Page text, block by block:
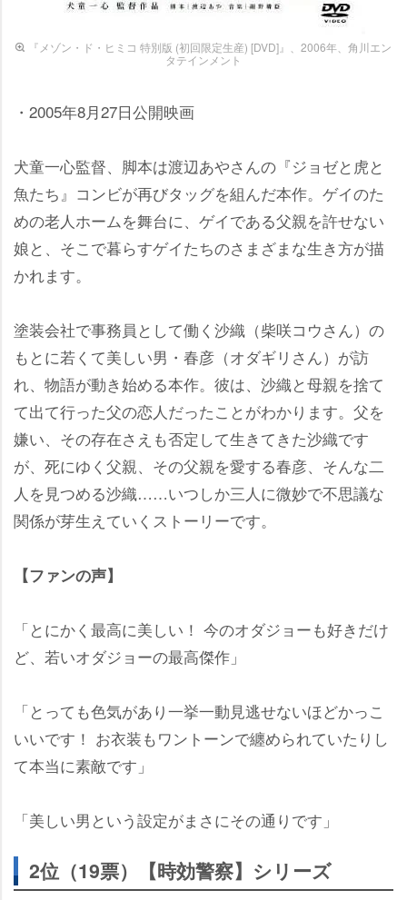
『メゾン・ド・ヒミコ 特別版 (初回限定生産) [DVD]』、2006年、角川エン
タテインメント
・2005年8月27日公開映画
犬童一心監督、脚本は渡辺あやさんの『ジョゼと虎と
魚たち』コンビが再びタッグを組んだ本作。ゲイのた
めの老人ホームを舞台に、ゲイである父親を許せない
娘と、そこで暮らすゲイたちのさまざまな生き方が描
かれます。
塗装会社で事務員として働く沙織（柴咲コウさん）の
もとに若くて美しい男・春彦（オダギリさん）が訪
れ、物語が動き始める本作。彼は、沙織と母親を捨て
て出て行った父の恋人だったことがわかります。父を
嫌い、その存在さえも否定して生きてきた沙織です
が、死にゆく父親、その父親を愛する春彦、そんな二
人を見つめる沙織……いつしか三人に微妙で不思議な
関係が芽生えていくストーリーです。
【ファンの声】
「とにかく最高に美しい！ 今のオダジョーも好きだけ
ど、若いオダジョーの最高傑作」
「とっても色気があり一挙一動見逃せないほどかっこ
いいです！ お衣装もワントーンで纏められていたりし
て本当に素敵です」
「美しい男という設定がまさにその通りです」
2位（19票）【時効警察】シリーズ